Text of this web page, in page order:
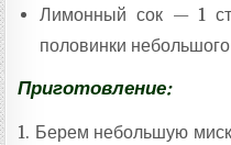
Лимонный сок — 1
половинки
Приготовление:
1. Берем небольшую